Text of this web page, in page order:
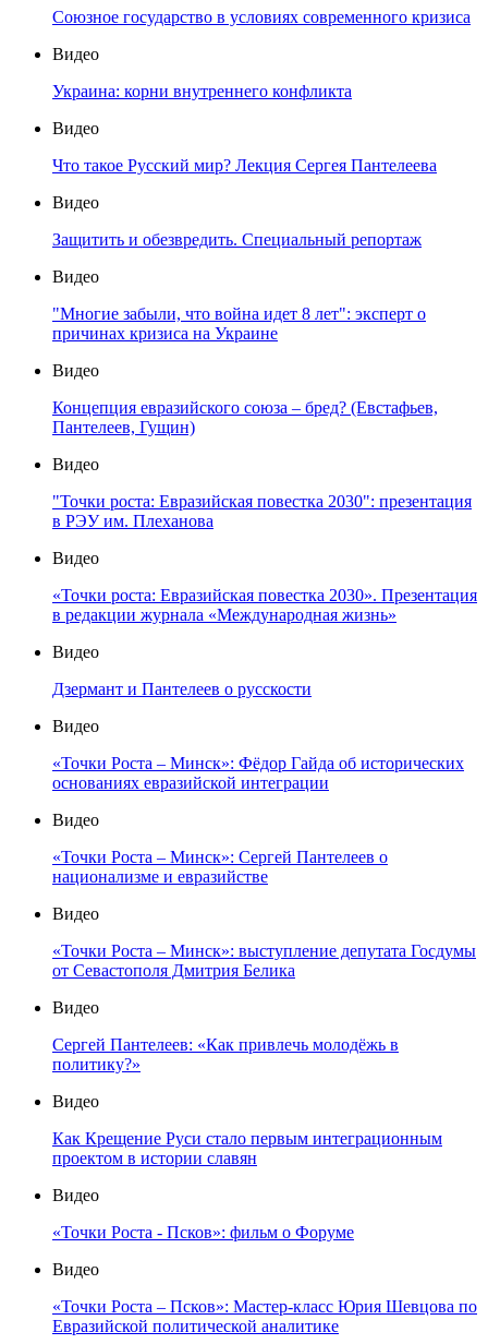
Союзное государство в условиях современного кризиса
Видео
Украина: корни внутреннего конфликта
Видео
Что такое Русский мир? Лекция Сергея Пантелеева
Видео
Защитить и обезвредить. Специальный репортаж
Видео
"Многие забыли, что война идет 8 лет": эксперт о
причинах кризиса на Украине
Видео
Концепция евразийского союза – бред? (Евстафьев,
Пантелеев, Гущин)
Видео
"Точки роста: Евразийская повестка 2030": презентация
в РЭУ им. Плеханова
Видео
«Точки роста: Евразийская повестка 2030». Презентация
в редакции журнала «Международная жизнь»
Видео
Дзермант и Пантелеев о русскости
Видео
«Точки Роста – Минск»: Фёдор Гайда об исторических
основаниях евразийской интеграции
Видео
«Точки Роста – Минск»: Сергей Пантелеев о
национализме и евразийстве
Видео
«Точки Роста – Минск»: выступление депутата Госдумы
от Севастополя Дмитрия Белика
Видео
Сергей Пантелеев: «Как привлечь молодёжь в
политику?»
Видео
Как Крещение Руси стало первым интеграционным
проектом в истории славян
Видео
«Точки Роста - Псков»: фильм о Форуме
Видео
«Точки Роста – Псков»: Мастер-класс Юрия Шевцова по
Евразийской политической аналитике